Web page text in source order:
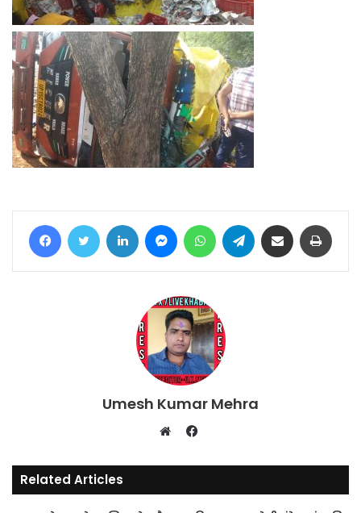
FacebookTwitter LinkedIn MessengerWhatsAppTelegram Share via Email
Umesh Kumar Mehra
Facebook
Related Articles